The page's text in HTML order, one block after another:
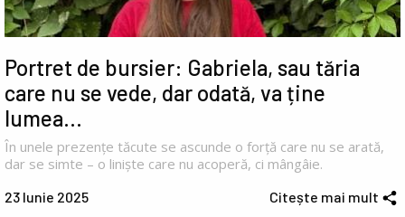
Portret de bursier: Gabriela, sau tăria
care nu se vede, dar odată, va ține
lumea…
În unele prezențe tăcute se ascunde o forță care nu se arată,
dar se simte – o liniște care nu acoperă, ci mângâie.
23 Iunie 2025 Citește mai mult